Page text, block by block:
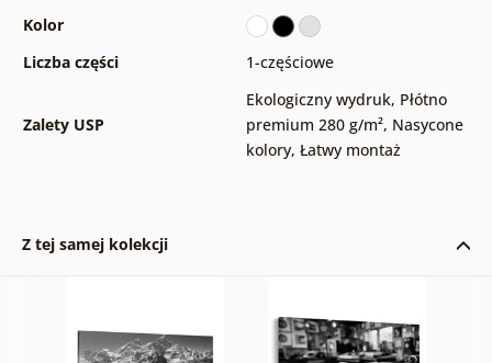
Kolor
Liczba części
1-częściowe
Zalety USP
Ekologiczny wydruk, Płótno
premium 280 g/m², Nasycone
kolory, Łatwy montaż
Z tej samej kolekcji